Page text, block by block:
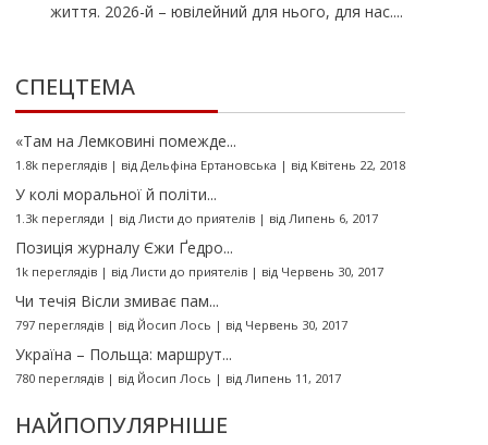
життя. 2026-й – ювілейний для нього, для нас....
СПЕЦТЕМА
«Там на Лемковині помежде...
1.8k переглядів| від Дельфіна Ертановська | від Квітень 22, 2018
У колі моральної й політи...
1.3k перегляди | від Листи до приятелів| від Липень 6, 2017
Позиція журналу Єжи Ґедро...
1k переглядів| від Листи до приятелів| від Червень 30, 2017
Чи течія Вісли змиває пам...
797 переглядів| від Йосип Лось | від Червень 30, 2017
Україна – Польща: маршрут...
780 переглядів| від Йосип Лось | від Липень 11, 2017
НАЙПОПУЛЯРНІШЕ